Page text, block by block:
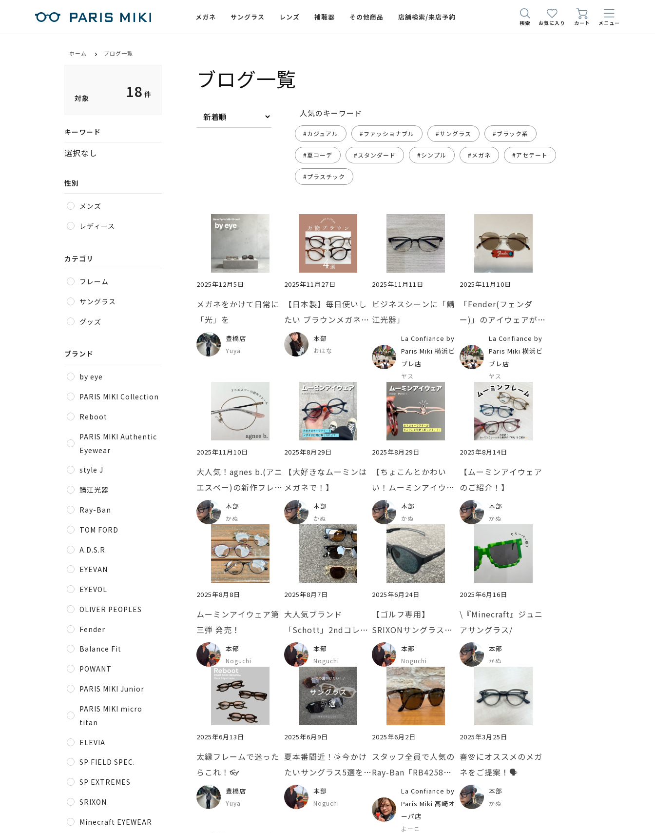
メガネ サングラス レンズ 補聴器 その他商品 店舗検索/来店予約
検索 お気に入り カート メニュー
ホーム ブログ一覧
対象 18 件
キーワード
選択なし
性別
メンズ
レディース
カテゴリ
フレーム
サングラス
グッズ
ブランド
by eye
PARIS MIKI Collection
Reboot
PARIS MIKI Authentic
Eyewear
style J
鯖江光器
Ray-Ban
TOM FORD
A.D.S.R.
EYEVAN
EYEVOL
OLIVER PEOPLES
Fender
Balance Fit
POWANT
PARIS MIKI Junior
PARIS MIKI micro
titan
ELEVIA
SP FIELD SPEC.
SP EXTREMES
SRIXON
Minecraft EYEWEAR
ブログ一覧
人気のキーワード
#カジュアル #ファッショナブル #サングラス #ブラック系
#夏コーデ #スタンダード #シンプル #メガネ #アセテート
#プラスチック
2025年12月5日
メガネをかけて日常に
「光」を
豊橋店
Yuya
2025年11月27日
【日本製】毎日使いし
たい ブラウンメガネ4
選
本部
おはな
2025年11月11日
ビジネスシーンに「鯖
江光器」
La Confiance by
Paris Miki 横浜ビ
ブレ店
ヤス
2025年11月10日
「Fender(フェンダ
ー)」のアイウェアが手
に入るのはパリミキだ
け！
La Confiance by
Paris Miki 横浜ビ
ブレ店
ヤス
2025年11月10日
大人気！agnes b.(アニ
エスべー)の新作フレー
ムをご紹介！
本部
かぬ
2025年8月29日
【大好きなムーミンは
メガネで！】
本部
かぬ
2025年8月29日
【ちょこんとかわい
い！ムーミンアイウェ
ア】
本部
かぬ
2025年8月14日
【ムーミンアイウェア
のご紹介！】
本部
かぬ
2025年8月8日
ムーミンアイウェア第
三弾 発売！
本部
Noguchi
2025年8月7日
大人気ブランド
「Schott」2ndコレク
ション発売!!
本部
Noguchi
2025年6月24日
【ゴルフ専用】
SRIXONサングラスの
ご紹介⛳️本部
Noguchi
2025年6月16日
\『Minecraft』ジュニ
アサングラス/
本部
かぬ
2025年6月13日
太縁フレームで迷った
らこれ！👓
豊橋店
Yuya
2025年6月9日
夏本番間近！🌞今かけ
たいサングラス5選をご
紹介！🕶本部
Noguchi
2025年6月2日
スタッフ全員で人気の
Ray-Ban「RB4258」
をかけ比べしてみまし
た！
La Confiance by
Paris Miki 高崎オ
ーパ店
よーこ
2025年3月25日
春🌸にオススメのメガ
ネをご提案！🗣️
本部
かぬ